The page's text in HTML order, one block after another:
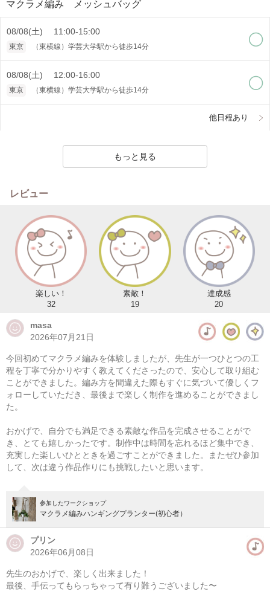
マクラメ編み メッシュバッグ
08/08(土) 11:00-15:00
東京 （東横線）学芸大学駅から徒歩14分
08/08(土) 12:00-16:00
東京 （東横線）学芸大学駅から徒歩14分
他日程あり
マクラメ編みハンギングプランター(初心者）
08/08(土) 11:00-14:00
東京 （東横線）学芸大学駅から徒歩14分
東京 （東横線）学芸大学駅から徒歩14分
他日程あり
もっと見る
レビュー
楽しい！
32
素敵！
19
達成感
20
masa
2026年07月21日
今回初めてマクラメ編みを体験しましたが、先生が一つひとつの工
程を丁寧で分かりやすく教えてくださったので、安心して取り組む
ことができました。編み方を間違えた際もすぐに気づいて優しくフ
ォローしていただき、最後まで楽しく制作を進めることができまし
た。
おかげで、自分でも満足できる素敵な作品を完成させることがで
き、とても嬉しかったです。制作中は時間を忘れるほど集中でき、
充実した楽しいひとときを過ごすことができました。またぜひ参加
して、次は違う作品作りにも挑戦したいと思います。
参加したワークショップ
マクラメ編みハンギングプランター(初心者）
プリン
2026年06月08日
先生のおかげで、楽しく出来ました！
最後、手伝ってもらっちゃって有り難うございました〜